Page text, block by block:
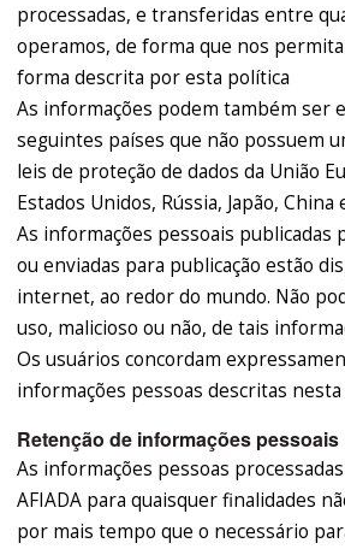
processadas, e transferidas entre
operamos, de forma que nos
forma descrita por esta política
As informações podem também ser
seguintes países que não possuem
leis de proteção de dados da União
Estados Unidos, Rússia, Japão, China
As informações pessoais publicadas
ou enviadas para publicação estão
internet, ao redor do mundo. Não
uso, malicioso ou não, de tais
Os usuários concordam
informações pessoas descritas nesta
Retenção de informações pessoais
As informações pessoas processadas
AFIADA para quaisquer finalidades
por mais tempo que o necessário